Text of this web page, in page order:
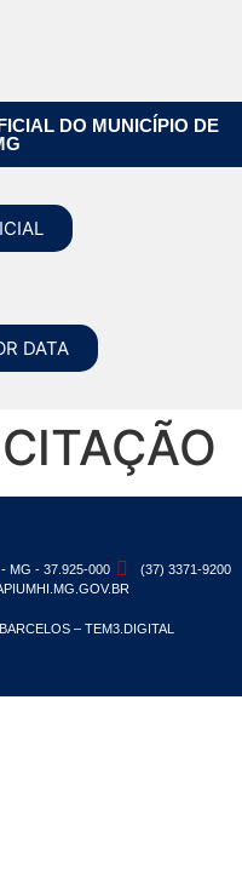
DO MUNICÍPIO DE
DATA
MG - 37.925-000
(37) 3371-9200
– TEM3.DIGITAL